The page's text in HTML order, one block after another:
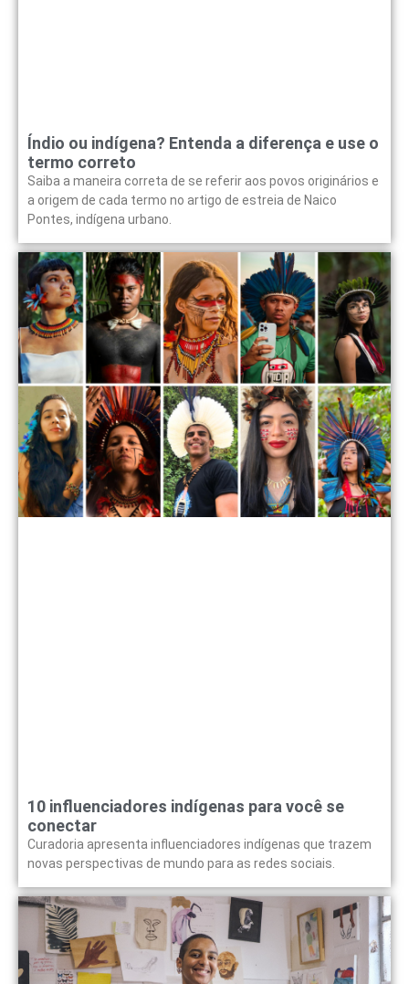
Índio ou indígena? Entenda a diferença e use o
termo correto
Saiba a maneira correta de se referir aos povos originários e
a origem de cada termo no artigo de estreia de Naico
Pontes, indígena urbano.
10 influenciadores indígenas para você se
conectar
Curadoria apresenta influenciadores indígenas que trazem
novas perspectivas de mundo para as redes sociais.